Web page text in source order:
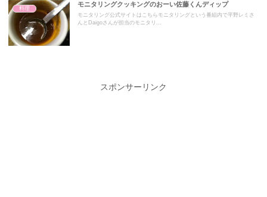
料理
モニタリングクッキングのおーい佐藤くんディップ
モニタリング公式サイトはこちらモニタリングという番組内で平野レミさ
んとDaigoさんが担当のモニタリ...
スポンサーリンク